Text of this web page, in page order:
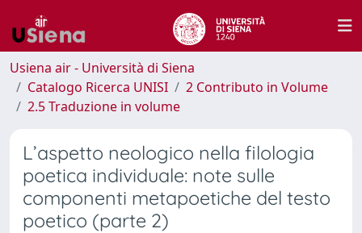
Usiena air - Università di Siena
Catalogo Ricerca UNISI
2 Contributo in Volume
2.5 Traduzione in volume
L’aspetto neologico nella filologia
poetica individuale: note sulle
componenti metapoetiche del testo
poetico (parte 2)